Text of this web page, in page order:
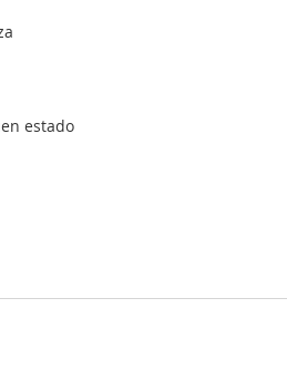
estado